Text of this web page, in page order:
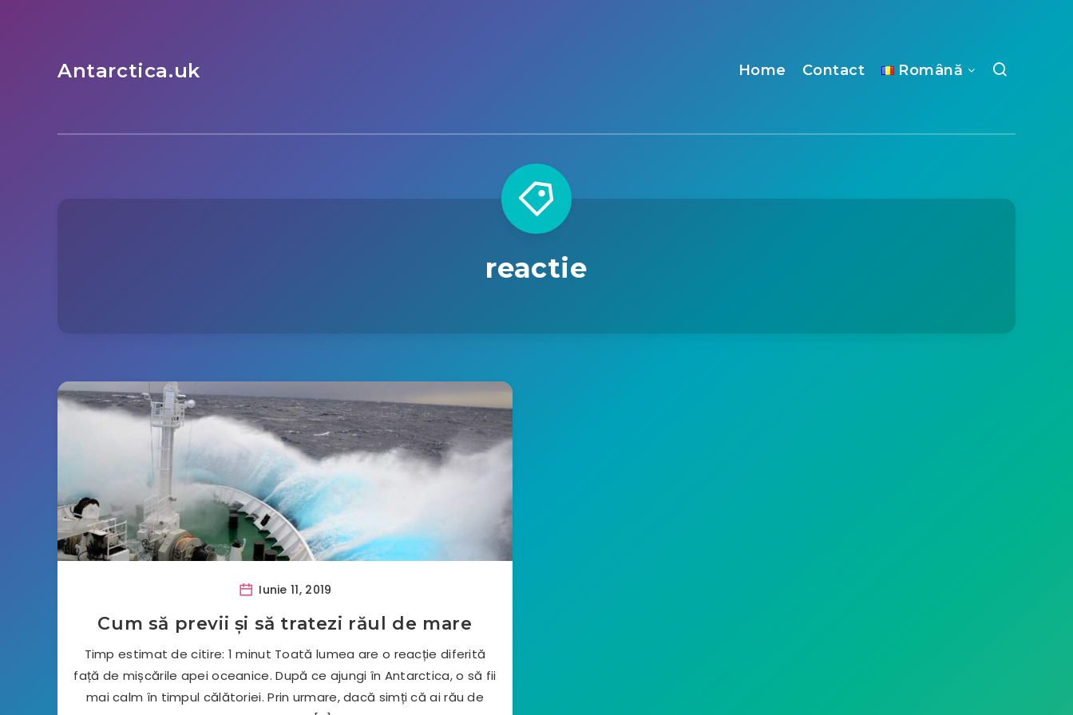
Antarctica.uk Home Contact Română
reactie
Iunie 11, 2019
Cum să previi și să tratezi răul de mare
Timp estimat de citire: 1 minut Toată lumea are o reacție diferită
față de mișcările apei oceanice. După ce ajungi în Antarctica, o să fii
mai calm în timpul călătoriei. Prin urmare, dacă simți că ai rău de